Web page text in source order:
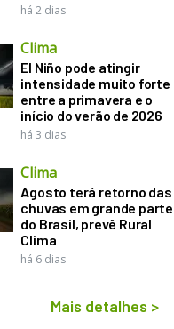
há 2 dias
Clima
El Niño pode atingir
intensidade muito forte
entre a primavera e o
início do verão de 2026
há 3 dias
Clima
Agosto terá retorno das
chuvas em grande parte
do Brasil, prevê Rural
Clima
há 6 dias
Mais detalhes >